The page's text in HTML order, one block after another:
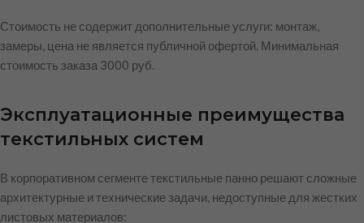
Стоимость не содержит дополнительные услуги: монтаж,
замеры, цена не является публичной офертой. Минимальная
стоимость заказа 3000 руб.
Эксплуатационные преимущества
текстильных систем
В корпоративном сегменте текстильные панно решают сложные
архитектурные и технические задачи, недоступные для жестких
листовых материалов: